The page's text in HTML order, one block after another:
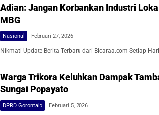
Adian: Jangan Korbankan Industri
MBG
Nasional Februari 27, 2026
Nikmati Update Berita Terbaru dari Bicaraa.com Setiap
Warga Trikora Keluhkan Dampak
Sungai Popayato
DPRD Gorontalo Februari 5, 2026